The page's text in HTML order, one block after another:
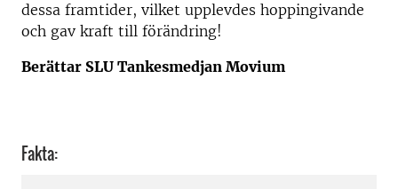
dessa framtider, vilket upplevdes hoppingivande
och gav kraft till förändring!
Berättar SLU Tankesmedjan Movium
Fakta: